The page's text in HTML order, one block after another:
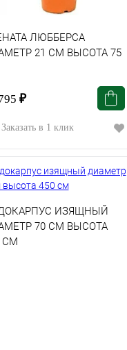
ЛЮББЕРСА
21 СМ ВЫСОТА 75
₽
Заказать в 1 клик
ИЗЯЩНЫЙ
70 СМ ВЫСОТА
СМ